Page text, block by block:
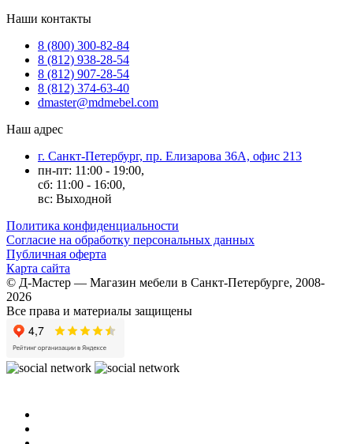
Наши контакты
8 (800) 300-82-84
8 (812) 938-28-54
8 (812) 907-28-54
8 (812) 374-63-40
dmaster@mdmebel.com
Наш адрес
г. Санкт-Петербург, пр. Елизарова 36А, офис 213
пн-пт: 11:00 - 19:00,
сб: 11:00 - 16:00,
вс: Выходной
Политика конфиденциальности
Согласие на обработку персональных данных
Публичная оферта
Карта сайта
© Д-Мастер — Магазин мебели в Санкт-Петербурге, 2008-
2026
Все права и материалы защищены